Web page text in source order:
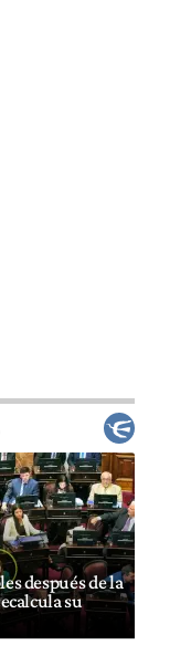
después de la
su